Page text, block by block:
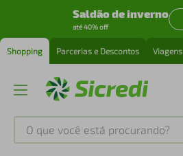
Saldão de inverno
até 40% off
Shopping Parcerias e Descontos Viagens
O que você está procurando?